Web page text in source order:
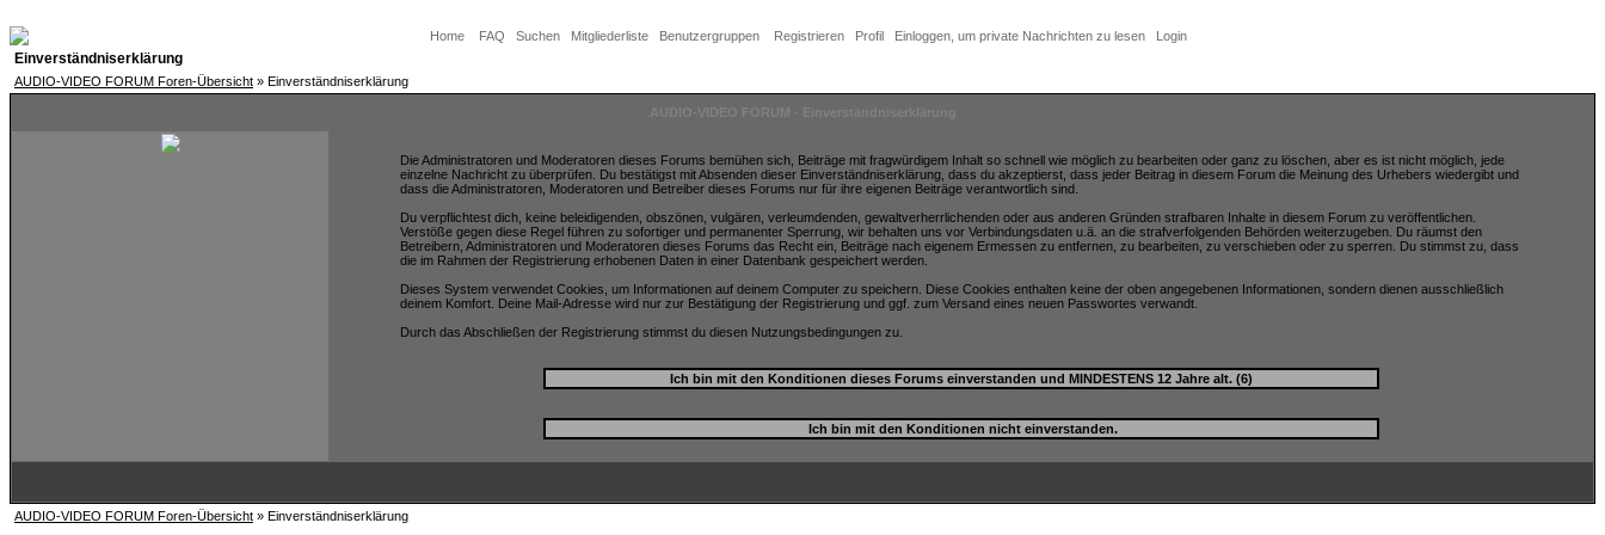
Home FAQ Suchen Mitgliederliste Benutzergruppen Registrieren Profil Einloggen, um private Nachrichten zu lesen Login
Einverständniserklärung
AUDIO-VIDEO FORUM Foren-Übersicht » Einverständniserklärung
Die Administratoren und Moderatoren dieses Forums bemühen sich, Beiträge mit fragwürdigem Inhalt so schnell wie möglich zu bearbeiten oder ganz zu löschen, aber es ist nicht möglich, jede
einzelne Nachricht zu überprüfen. Du bestätigst mit Absenden dieser Einverständniserklärung, dass du akzeptierst, dass jeder Beitrag in diesem Forum die Meinung des Urhebers wiedergibt und
dass die Administratoren, Moderatoren und Betreiber dieses Forums nur für ihre eigenen Beiträge verantwortlich sind.
Du verpflichtest dich, keine beleidigenden, obszönen, vulgären, verleumdenden, gewaltverherrlichenden oder aus anderen Gründen strafbaren Inhalte in diesem Forum zu veröffentlichen.
Verstöße gegen diese Regel führen zu sofortiger und permanenter Sperrung, wir behalten uns vor Verbindungsdaten u.ä. an die strafverfolgenden Behörden weiterzugeben. Du räumst den
Betreibern, Administratoren und Moderatoren dieses Forums das Recht ein, Beiträge nach eigenem Ermessen zu entfernen, zu bearbeiten, zu verschieben oder zu sperren. Du stimmst zu, dass
die im Rahmen der Registrierung erhobenen Daten in einer Datenbank gespeichert werden.
Dieses System verwendet Cookies, um Informationen auf deinem Computer zu speichern. Diese Cookies enthalten keine der oben angegebenen Informationen, sondern dienen ausschließlich
deinem Komfort. Deine Mail-Adresse wird nur zur Bestätigung der Registrierung und ggf. zum Versand eines neuen Passwortes verwandt.
Durch das Abschließen der Registrierung stimmst du diesen Nutzungsbedingungen zu.
AUDIO-VIDEO FORUM Foren-Übersicht » Einverständniserklärung